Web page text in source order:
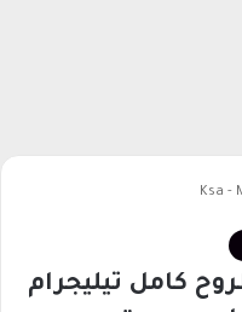
Ksa -
كامل تيليجرام